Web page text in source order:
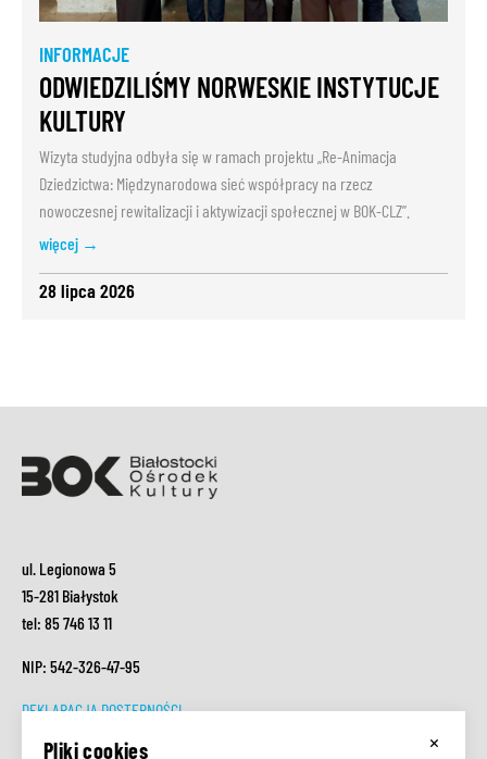
INFORMACJE
ODWIEDZILIŚMY NORWESKIE INSTYTUCJE
KULTURY
Wizyta studyjna odbyła się w ramach projektu „Re-Animacja
Dziedzictwa: Międzynarodowa sieć współpracy na rzecz
nowoczesnej rewitalizacji i aktywizacji społecznej w BOK-CLZ”.
więcej →
28 lipca 2026
ul. Legionowa 5
15-281 Białystok
tel: 85 746 13 11
NIP: 542-326-47-95
DEKLARACJA DOSTĘPNOŚCI
Pliki cookies ×